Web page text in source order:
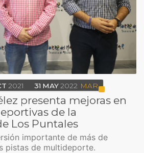
2021 31 MAY 2022 MAR
presenta mejoras en
de la
Los Puntales
importante de más de
pistas de multideporte.